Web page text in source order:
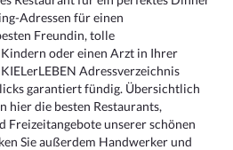
Adressen für einen
Freundin, tolle
oder einen Arzt in Ihrer
Adressverzeichnis
garantiert fündig. Übersichtlich
hier die besten Restaurants,
Freizeitangebote unserer schönen
Sie außerdem Handwerker und